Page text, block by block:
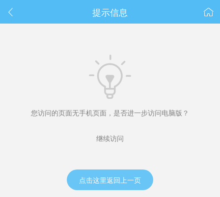
 
提示信息

您访问的页面无手机页面，是否进一步访问电脑版？
继续访问
点击这里返回上一页